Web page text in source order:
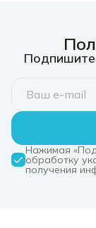
Нажимая
обработку
получения